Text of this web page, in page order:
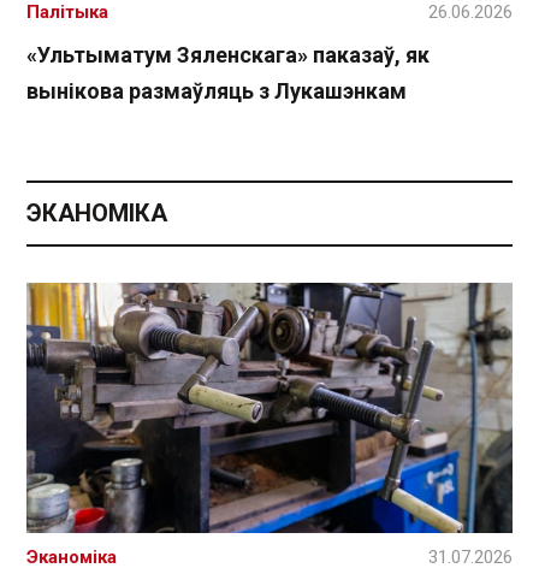
«Ультыматум Зяленскага» паказаў, як
вынікова размаўляць з Лукашэнкам
Палітыка 26.06.2026
ЭКАНОМІКА
Эканоміка 31.07.2026